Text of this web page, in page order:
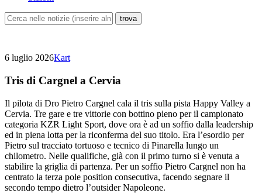
6 luglio 2026Kart
Tris di Cargnel a Cervia
Il pilota di Dro Pietro Cargnel cala il tris sulla pista Happy Valley a
Cervia. Tre gare e tre vittorie con bottino pieno per il campionato
categoria KZR Light Sport, dove ora è ad un soffio dalla leadership
ed in piena lotta per la riconferma del suo titolo. Era l’esordio per
Pietro sul tracciato tortuoso e tecnico di Pinarella lungo un
chilometro. Nelle qualifiche, già con il primo turno si è venuta a
stabilire la griglia di partenza. Per un soffio Pietro Cargnel non ha
centrato la terza pole position consecutiva, facendo segnare il
secondo tempo dietro l’outsider Napoleone.